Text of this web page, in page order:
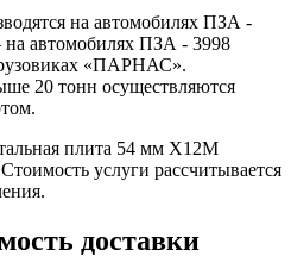
на автомобилях ПЗА -
на автомобилях ПЗА - 3998
«ПАРНАС».
20 тонн осуществляются
плита 54 мм Х12М
услуги рассчитывается
доставки